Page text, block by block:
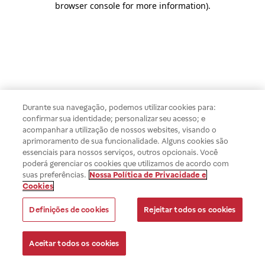
browser console for more information).
Durante sua navegação, podemos utilizar cookies para:
confirmar sua identidade; personalizar seu acesso; e
acompanhar a utilização de nossos websites, visando o
aprimoramento de sua funcionalidade. Alguns cookies são
essenciais para nossos serviços, outros opcionais. Você
poderá gerenciar os cookies que utilizamos de acordo com
suas preferências. Nossa Política de Privacidade e
Cookies
Definições de cookies Rejeitar todos os cookies
Aceitar todos os cookies